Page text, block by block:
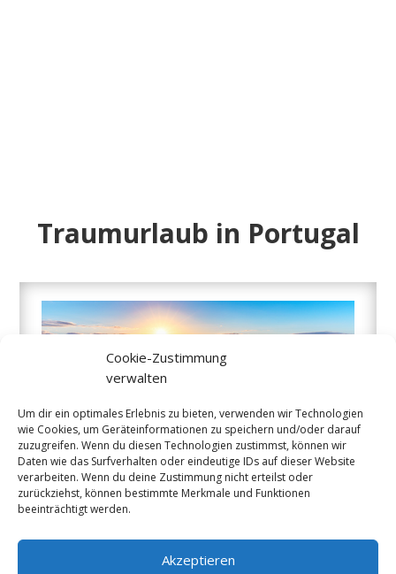
Cookie-Zustimmung
verwalten
Um dir ein optimales Erlebnis zu bieten, verwenden wir Technologien
wie Cookies, um Geräteinformationen zu speichern und/oder darauf
zuzugreifen. Wenn du diesen Technologien zustimmst, können wir
Daten wie das Surfverhalten oder eindeutige IDs auf dieser Website
verarbeiten. Wenn du deine Zustimmung nicht erteilst oder
zurückziehst, können bestimmte Merkmale und Funktionen
beeinträchtigt werden.
Akzeptieren
Traumurlaub in Portugal
Algarve
Die südlichste Region Portugals lockt mit azurblauem